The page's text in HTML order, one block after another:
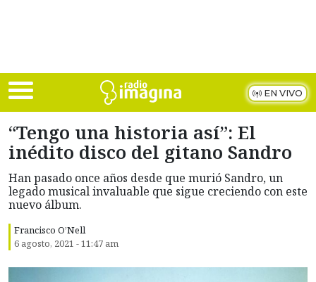
EN VIVO
“Tengo una historia así”: El
inédito disco del gitano Sandro
Han pasado once años desde que murió Sandro, un
legado musical invaluable que sigue creciendo con este
nuevo álbum.
Francisco O’Nell
6 agosto, 2021 - 11:47 am